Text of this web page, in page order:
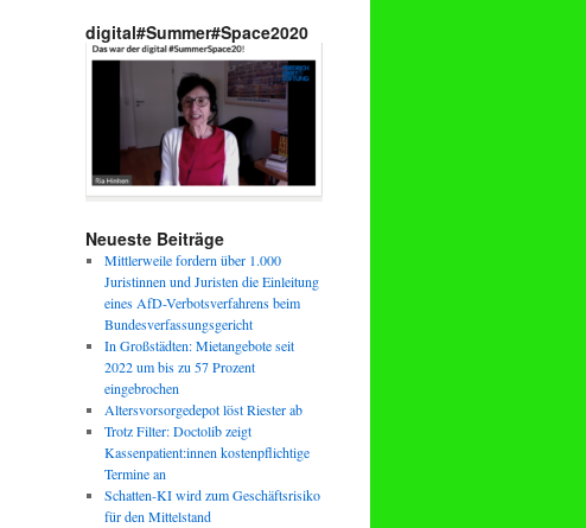
digital#Summer#Space2020
Neueste Beiträge
Mittlerweile fordern über 1.000
Juristinnen und Juristen die Einleitung
eines AfD-Verbotsverfahrens beim
Bundesverfassungsgericht
In Großstädten: Mietangebote seit
2022 um bis zu 57 Prozent
eingebrochen
Altersvorsorgedepot löst Riester ab
Trotz Filter: Doctolib zeigt
Kassenpatient:innen kostenpflichtige
Termine an
Schatten-KI wird zum Geschäftsrisiko
für den Mittelstand